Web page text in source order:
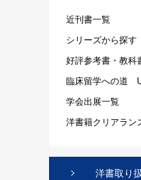
近刊書一覧
シリーズから探す
好評参考書・教科
臨床留学への道
学会出展一覧
洋書籍クリアラン
洋書取り